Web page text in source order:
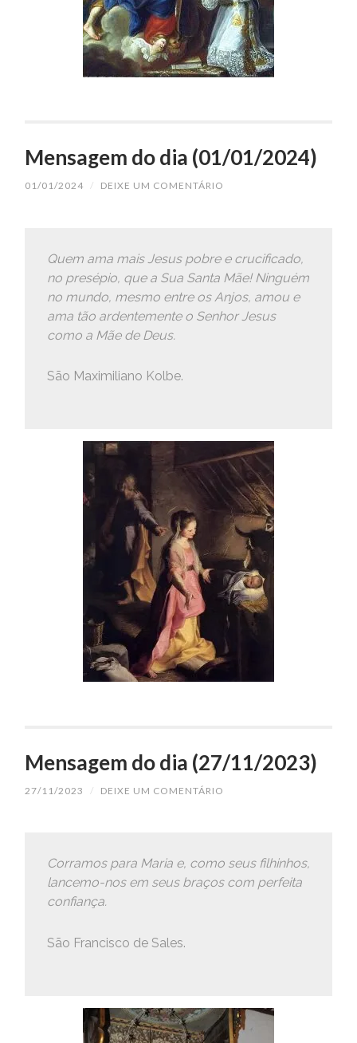
Mensagem do dia (01/01/2024)
01/01/2024 / DEIXE UM COMENTÁRIO
Quem ama mais Jesus pobre e crucificado,
no presépio, que a Sua Santa Mãe! Ninguém
no mundo, mesmo entre os Anjos, amou e
ama tão ardentemente o Senhor Jesus
como a Mãe de Deus.
São Maximiliano Kolbe.
Mensagem do dia (27/11/2023)
27/11/2023 / DEIXE UM COMENTÁRIO
Corramos para Maria e, como seus filhinhos,
lancemo-nos em seus braços com perfeita
confiança.
São Francisco de Sales.